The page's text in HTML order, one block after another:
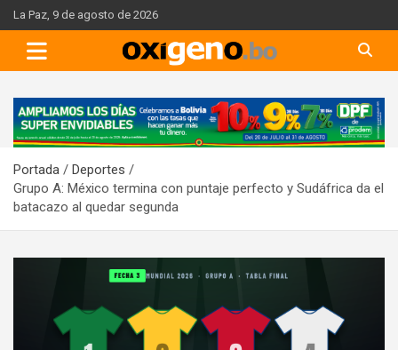
Skip
to
content
La Paz, 9 de agosto de 2026
A
d
e
r
t
Portada
Deportes
Grupo A: México termina con puntaje perfecto y Sudáfrica da el
batacazo al quedar segunda